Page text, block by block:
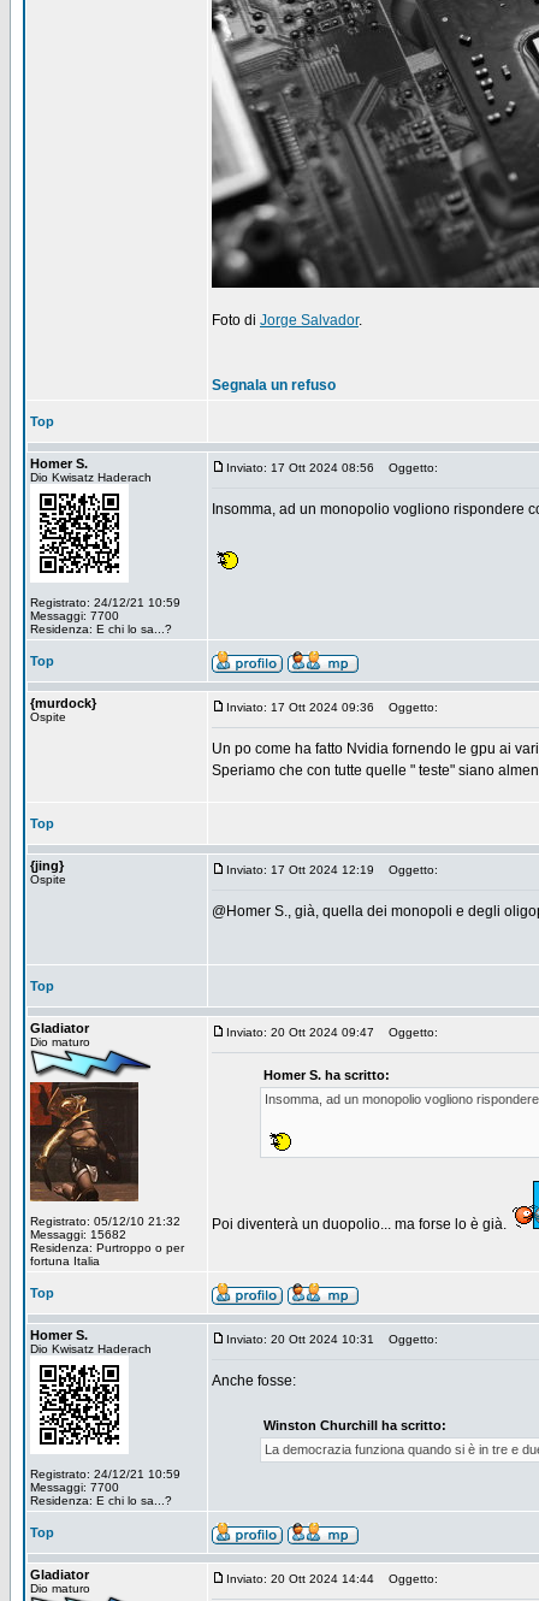
Foto di Jorge Salvador.
Segnala un refuso
Top
Homer S.
Dio Kwisatz Haderach
Registrato: 24/12/21 10:59
Messaggi: 7700
Residenza: E chi lo sa...?
Inviato: 17 Ott 2024 08:56 Oggetto:
Insomma, ad un monopolio vogliono rispondere
Top
{murdock}
Ospite
Inviato: 17 Ott 2024 09:36 Oggetto:
Un po come ha fatto Nvidia fornendo le gpu ai
Speriamo che con tutte quelle " teste" siano
Top
{jing}
Ospite
Inviato: 17 Ott 2024 12:19 Oggetto:
@Homer S., già, quella dei monopoli e degli
Top
Gladiator
Dio maturo
Registrato: 05/12/10 21:32
Messaggi: 15682
Residenza: Purtroppo o per
fortuna Italia
Inviato: 20 Ott 2024 09:47 Oggetto:
Homer S. ha scritto:
Insomma, ad un monopolio vogliono
Poi diventerà un duopolio... ma forse lo è già.
Top
Homer S.
Dio Kwisatz Haderach
Registrato: 24/12/21 10:59
Messaggi: 7700
Residenza: E chi lo sa...?
Inviato: 20 Ott 2024 10:31 Oggetto:
Anche fosse:
Winston Churchill ha scritto:
La democrazia funziona quando si è in tre e
Top
Gladiator
Dio maturo
Inviato: 20 Ott 2024 14:44 Oggetto: